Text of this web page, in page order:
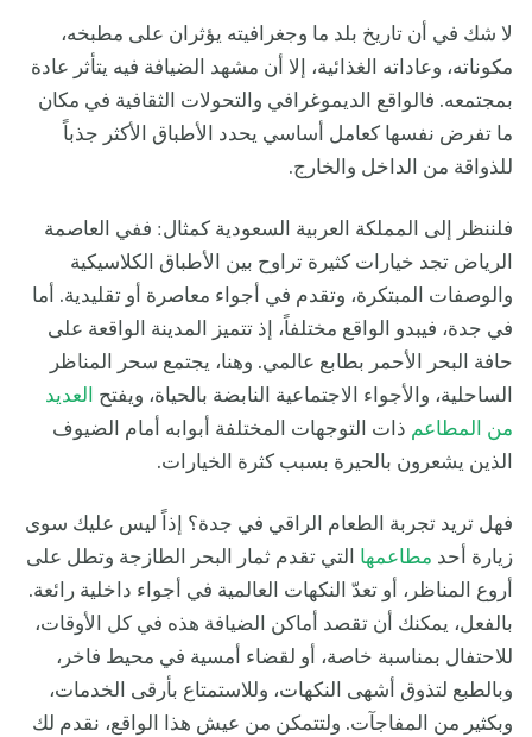
لا شك في أن تاريخ بلد ما وجغرافيته يؤثران على مطبخه،
مكوناته، وعاداته الغذائية، إلا أن مشهد الضيافة فيه يتأثر عادة
بمجتمعه. فالواقع الديموغرافي والتحولات الثقافية في مكان
ما تفرض نفسها كعامل أساسي يحدد الأطباق الأكثر جذباً
للذواقة من الداخل والخارج.
فلننظر إلى المملكة العربية السعودية كمثال: ففي العاصمة
الرياض تجد خيارات كثيرة تراوح بين الأطباق الكلاسيكية
والوصفات المبتكرة، وتقدم في أجواء معاصرة أو تقليدية. أما
في جدة، فيبدو الواقع مختلفاً، إذ تتميز المدينة الواقعة على
حافة البحر الأحمر بطابع عالمي. وهنا، يجتمع سحر المناظر
الساحلية، والأجواء الاجتماعية النابضة بالحياة، ويفتح العديد
من المطاعم ذات التوجهات المختلفة أبوابه أمام الضيوف
الذين يشعرون بالحيرة بسبب كثرة الخيارات.
فهل تريد تجربة الطعام الراقي في جدة؟ إذاً ليس عليك سوى
زيارة أحد مطاعمها
التي تقدم ثمار البحر الطازجة وتطل على
أروع المناظر، أو تعدّ النكهات العالمية في أجواء داخلية رائعة.
بالفعل، يمكنك أن تقصد أماكن الضيافة هذه في كل الأوقات،
للاحتفال بمناسبة خاصة، أو لقضاء أمسية في محيط فاخر،
وبالطبع لتذوق أشهى النكهات، وللاستمتاع بأرقى الخدمات،
وبكثير من المفاجآت. ولتتمكن من عيش هذا الواقع، نقدم لك